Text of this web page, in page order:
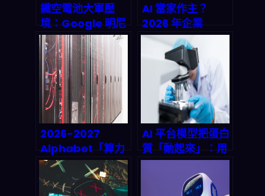
鐵空電池大軍壓
境：Google 明尼
蘇達數據中心的
100 小時储能革命
將如何重新定義
2026 年能源遊戲
規則
AI 當家作主？
2026 年企業
management
révolution：機
器人總經理出道實
2026-2027
Alphabet「算力
+量子+無人化」三
箭齊發：AI代理工
作流程要怎麼落地
AI 平台模型把蛋白
質「動起來」：用
分子動力學+機器
學習加速藥物設
計，2026 新藥研